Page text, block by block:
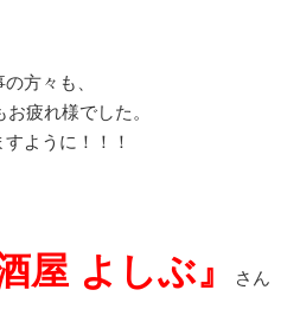
方々も、
疲れ様でした。
ように！！！
屋 よしぶ』
さん